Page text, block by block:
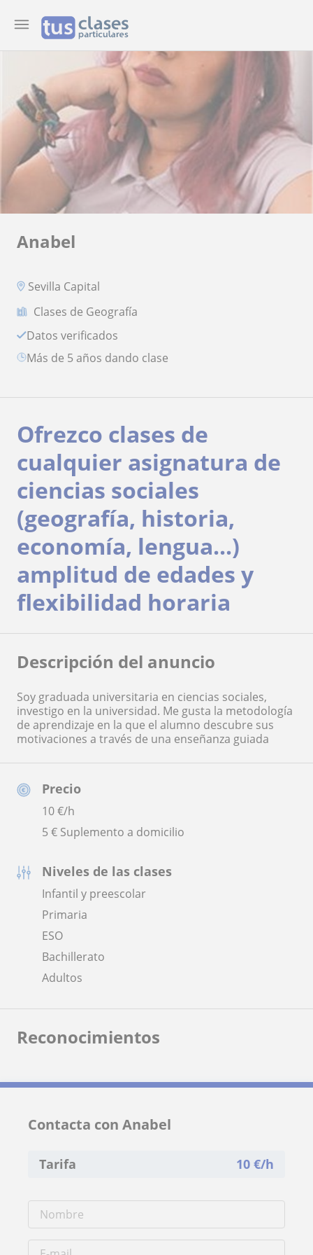
Anabel
Sevilla Capital
Clases de Geografía
Datos verificados
más de 5 años dando clase
Precio
10€/h
5 € Suplemento a domicilio
Niveles de las clases
Infantil y preescolar
Primaria
ESO
Bachillerato
Adultos
Ofrezco clases de
cualquier asignatura de
ciencias sociales
(geografía, historia,
economía, lengua...)
amplitud de edades y
flexibilidad horaria
Descripción del anuncio
Soy graduada universitaria en ciencias sociales,
investigo en la universidad. Me gusta la metodología
de aprendizaje en la que el alumno descubre sus
motivaciones a través de una enseñanza guiada
Reconocimientos
Contacta con Anabel
Tarifa 10 €/h